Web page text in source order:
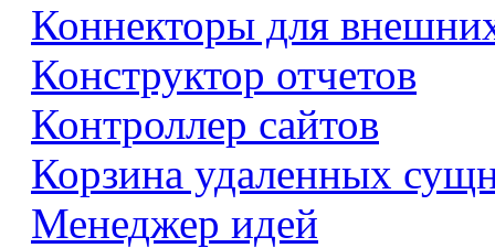
Коннекторы для
Конструктор отчетов
Контроллер сайтов
Корзина удаленных
Менеджер идей